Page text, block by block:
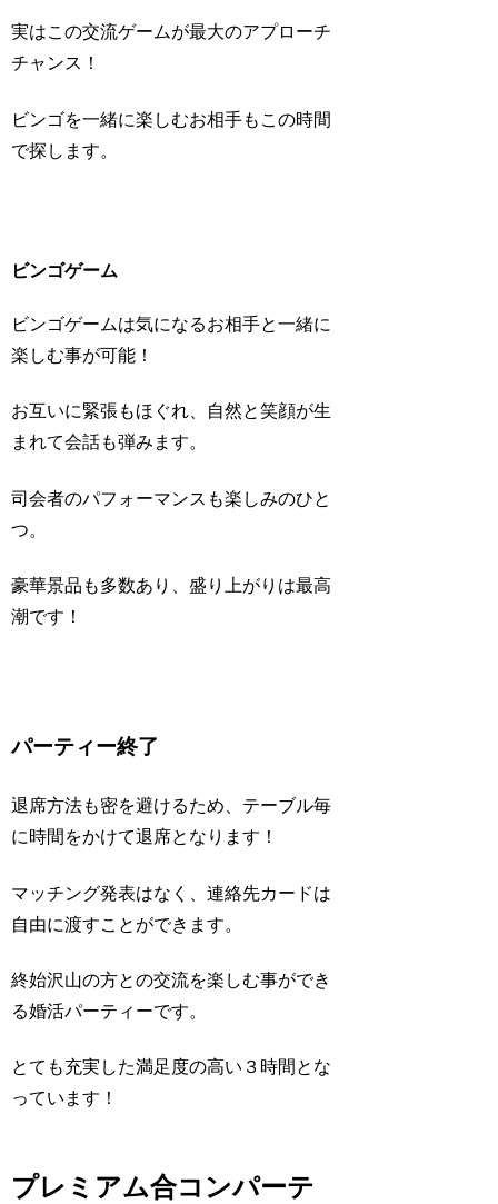
実はこの交流ゲームが最大のアプローチ
チャンス！
ビンゴを一緒に楽しむお相手もこの時間
で探します。
ビンゴゲーム
ビンゴゲームは気になるお相手と一緒に
楽しむ事が可能！
お互いに緊張もほぐれ、自然と笑顔が生
まれて会話も弾みます。
司会者のパフォーマンスも楽しみのひと
つ。
豪華景品も多数あり、盛り上がりは最高
潮です！
パーティー終了
退席方法も密を避けるため、テーブル毎
に時間をかけて退席となります！
マッチング発表はなく、連絡先カードは
自由に渡すことができます。
終始沢山の方との交流を楽しむ事ができ
る婚活パーティーです。
とても充実した満足度の高い３時間とな
っています！
プレミアム合コンパーテ